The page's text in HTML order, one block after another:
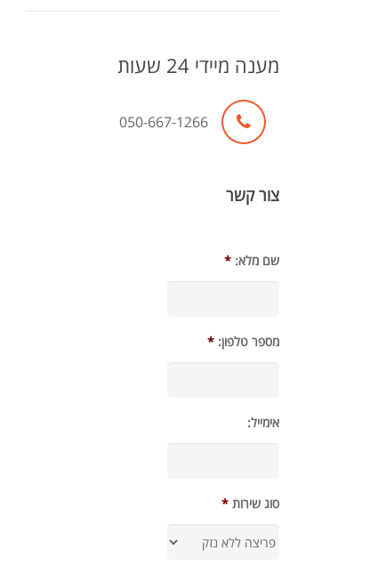
מענה מיידי 24 שעות
050-667-1266
צור קשר
שם מלא: *
מספר טלפון: *
אימייל:
סוג שירות *